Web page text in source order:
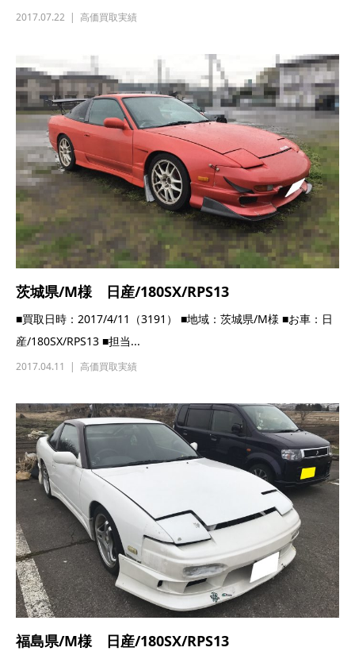
2017.07.22 高価買取実績
茨城県/M様 日産/180SX/RPS13
■買取日時：2017/4/11（3191） ■地域：茨城県/M様 ■お車：日
産/180SX/RPS13 ■担当...
2017.04.11 高価買取実績
福島県/M様 日産/180SX/RPS13